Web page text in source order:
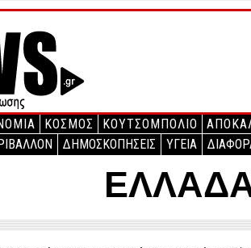
ΚΟΣΜΟΣ ΚΟΥΤΣΟΜΠΟΛΙΟ
ΔΗΜΟΣΚΟΠΗΣΕΙΣ ΥΓΕΙΑ